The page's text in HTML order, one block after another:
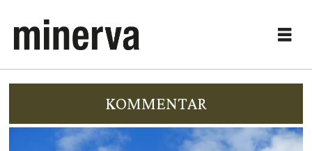
KOMMENTAR